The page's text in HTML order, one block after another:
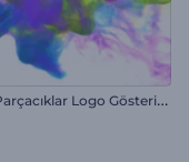
R
enkli Parçacıklar Logo Gösterimi